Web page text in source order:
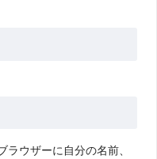
ウザーに自分の名前、